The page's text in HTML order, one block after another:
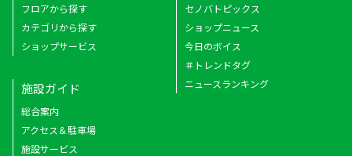
フロアから探す
カテゴリから探す
ショップサービス
セノバトピックス
ショップニュース
今日のボイス
＃トレンドタグ
ニュースランキング
施設ガイド
総合案内
アクセス＆駐車場
施設サービス